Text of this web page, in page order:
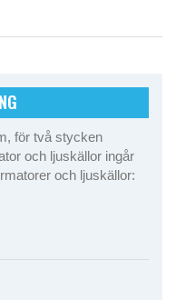
för två stycken
och ljuskällor ingår
och ljuskällor: